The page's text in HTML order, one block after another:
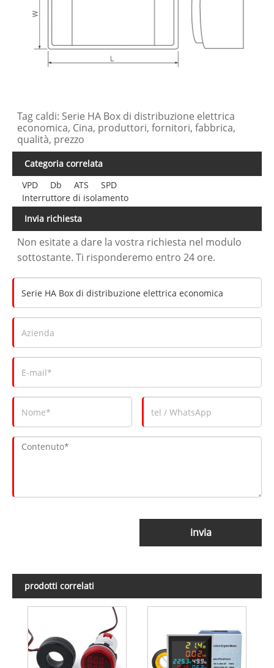
Tag caldi: Serie HA Box di distribuzione elettrica
economica, Cina, produttori, fornitori, fabbrica,
qualità, prezzo
Categoria correlata
VPD
Db ATS
SPD
Interruttore di isolamento
Invia richiesta
Non esitate a dare la vostra richiesta nel modulo
sottostante. Ti risponderemo entro 24 ore.
invia
prodotti correlati